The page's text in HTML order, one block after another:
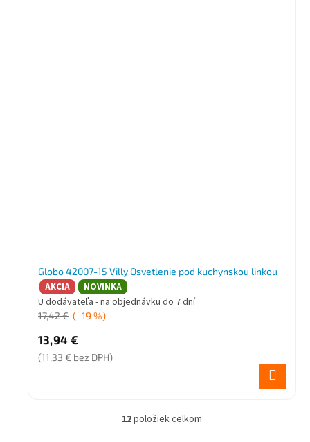
Globo 42007-15 Villy Osvetlenie pod kuchynskou linkou
AKCIA NOVINKA
U dodávateľa - na objednávku do 7 dní
17,42 € (–19 %)
13,94 €
(11,33 € bez DPH)
O
12položiek celkom